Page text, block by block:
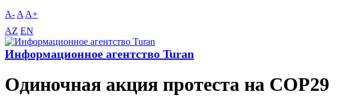
A- A A+
AZ EN
Информационное агентство Turan
Одиночная акция протеста на COP29